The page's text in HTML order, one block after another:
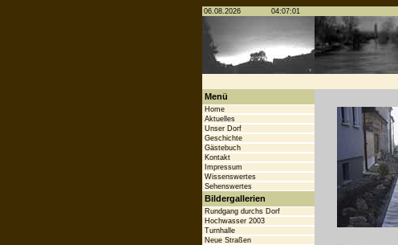
Menü
Home
Aktuelles
Unser Dorf
Geschichte
Gästebuch
Kontakt
Impressum
Wissenswertes
Sehenswertes
Bildergallerien
Rundgang durchs Dorf
Hochwasser 2003
Turnhalle
Neue Straßen